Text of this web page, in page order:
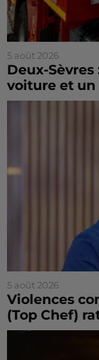
5 août 2026
Deux-
voiture et
5 août 2026
Violences
(Top Chef)